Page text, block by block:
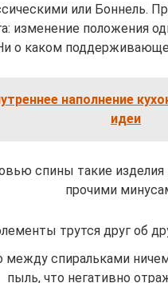
или Боннель.
изменение положения
о каком
наполнение
идеи
спины такие
прочими
трутся друг об
между спиральками
пыль, что негативно